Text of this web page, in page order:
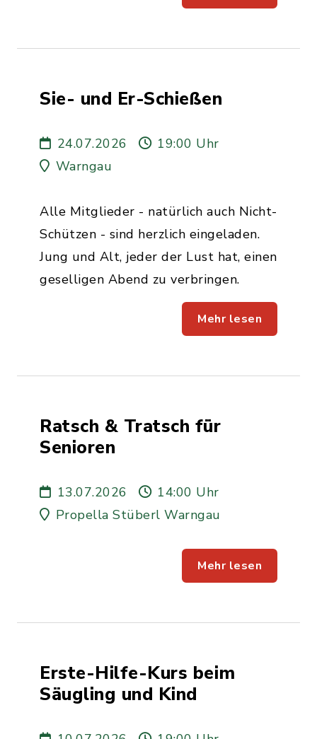
Sie- und Er-Schießen
24.07.2026
19:00 Uhr
Warngau
Alle Mitglieder - natürlich auch Nicht-
Schützen - sind herzlich eingeladen.
Jung und Alt, jeder der Lust hat, einen
geselligen Abend zu verbringen.
Mehr lesen
Ratsch & Tratsch für
Senioren
13.07.2026
14:00 Uhr
Propella Stüberl Warngau
Mehr lesen
Erste-Hilfe-Kurs beim
Säugling und Kind